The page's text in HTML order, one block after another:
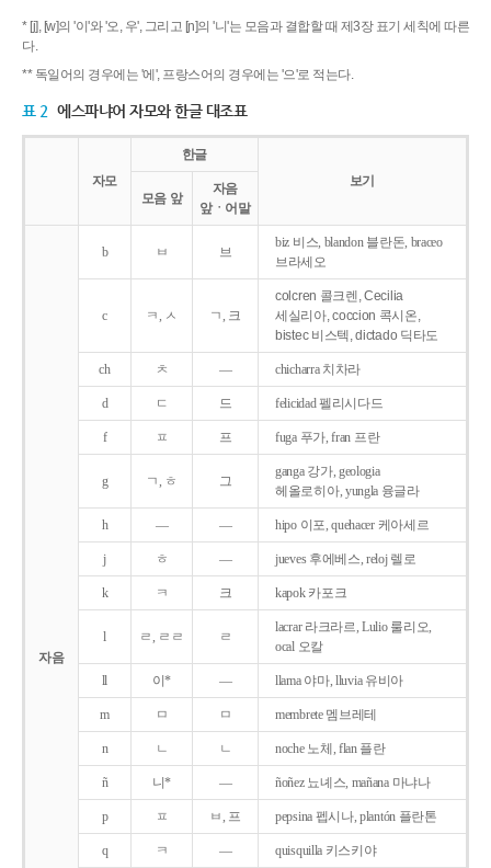
* [j], [w]의 '이'와 '오, 우', 그리고 [ɲ]의 '니'는 모음과 결합할 때 제3장 표기 세칙에 따른
다.
** 독일어의 경우에는 '에', 프랑스어의 경우에는 '으'로 적는다.
표 2 에스파냐어 자모와 한글 대조표
자모
한글
보기
모음 앞
자음
앞ㆍ어말
자음
b ㅂ 브
biz 비스, blandon 블란돈, braceo
브라세오
c ㅋ, ㅅ ㄱ, 크
colcren 콜크렌, Cecilia
세실리아, coccion 콕시온,
bistec 비스텍, dictado 딕타도
ch ㅊ ― chicharra 치차라
d ㄷ 드 felicidad 펠리시다드
f ㅍ 프 fuga 푸가, fran 프란
g ㄱ, ㅎ 그
ganga 강가, geologia
헤올로히아, yungla 융글라
h ― ― hipo 이포, quehacer 케아세르
j ㅎ ― jueves 후에베스, reloj 렐로
k ㅋ 크 kapok 카포크
l ㄹ, ㄹㄹ ㄹ
lacrar 라크라르, Lulio 룰리오,
ocal 오칼
ll 이* ― llama 야마, lluvia 유비아
m ㅁ ㅁ membrete 멤브레테
n ㄴ ㄴ noche 노체, flan 플란
ñ 니* ― ñoñez 뇨녜스, mañana 마냐나
p ㅍ ㅂ, 프 pepsina 펩시나, plantón 플란톤
q ㅋ ― quisquilla 키스키야